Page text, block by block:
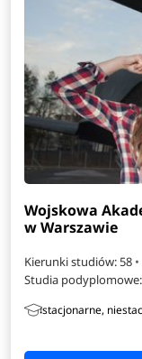
Wojskowa
w Warszawie
Kierunki studiów: 58
Studia podyplomowe:
stacjonarne,